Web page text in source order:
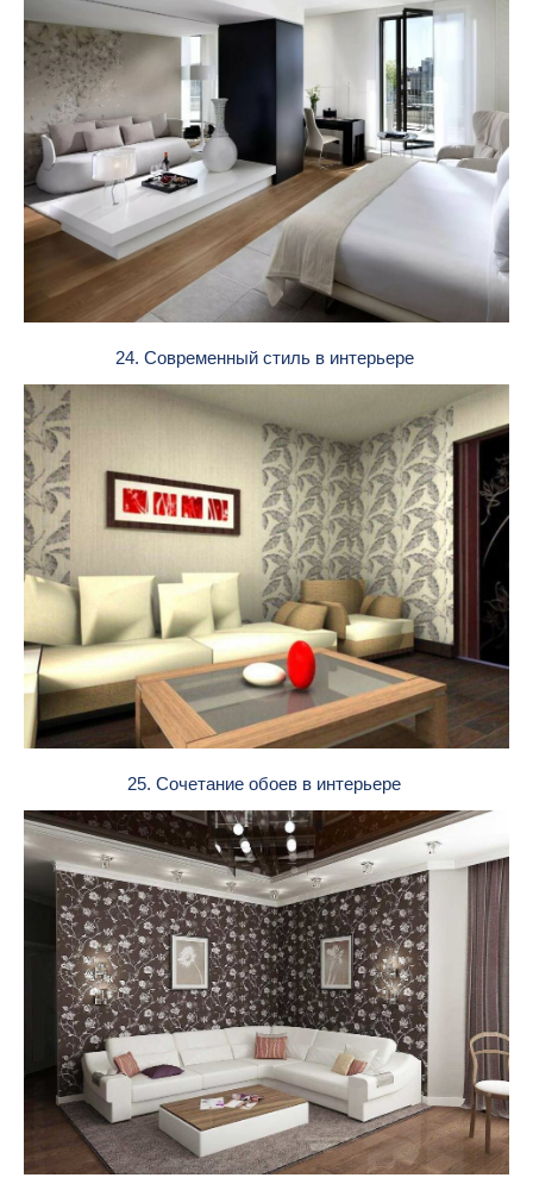
24. Современный стиль в интерьере
25. Сочетание обоев в интерьере